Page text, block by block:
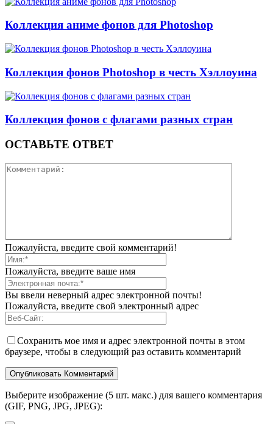
Коллекция аниме фонов для Photoshop
Коллекция фонов Photoshop в честь Хэллоуина
Коллекция фонов с флагами разных стран
ОСТАВЬТЕ ОТВЕТ
Пожалуйста, введите свой комментарий!
Пожалуйста, введите ваше имя
Вы ввели неверный адрес электронной почты!
Пожалуйста, введите свой электронный адрес
Сохранить мое имя и адрес электронной почты в этом
браузере, чтобы в следующий раз оставить комментарий
Выберите изображение (5 шт. макс.) для вашего комментария
(GIF, PNG, JPG, JPEG):